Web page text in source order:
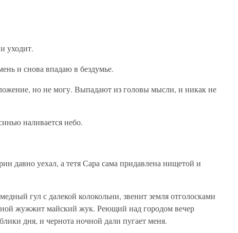
уходит.
и снова впадаю в бездумье.
но не могу. Выпадают из головы мысли, и никак не
наливается небо.
давно уехал, а тетя Сара сама придавлена нищетой и
гул с далекой колокольни, звенит земля отголосками
жужжит майский жук. Реющий над городом вечер
дня, и чернота ночной дали пугает меня.